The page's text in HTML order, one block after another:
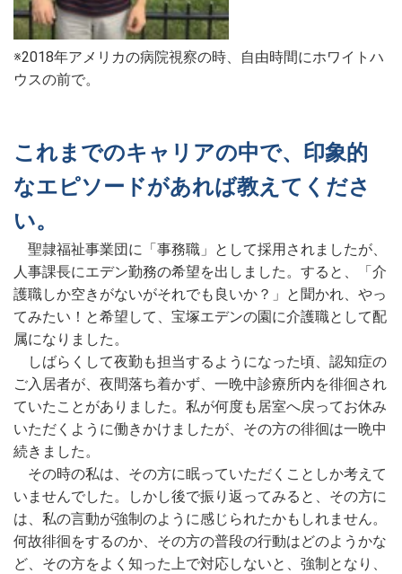
※2018年アメリカの病院視察の時、自由時間にホワイトハ
ウスの前で。
これまでのキャリアの中で、印象的
なエピソードがあれば教えてくださ
い。
聖隷福祉事業団に「事務職」として採用されましたが、
人事課長にエデン勤務の希望を出しました。すると、「介
護職しか空きがないがそれでも良いか？」と聞かれ、やっ
てみたい！と希望して、宝塚エデンの園に介護職として配
属になりました。
しばらくして夜勤も担当するようになった頃、認知症の
ご入居者が、夜間落ち着かず、一晩中診療所内を徘徊され
ていたことがありました。私が何度も居室へ戻ってお休み
いただくように働きかけましたが、その方の徘徊は一晩中
続きました。
その時の私は、その方に眠っていただくことしか考えて
いませんでした。しかし後で振り返ってみると、その方に
は、私の言動が強制のように感じられたかもしれません。
何故徘徊をするのか、その方の普段の行動はどのようかな
ど、その方をよく知った上で対応しないと、強制となり、